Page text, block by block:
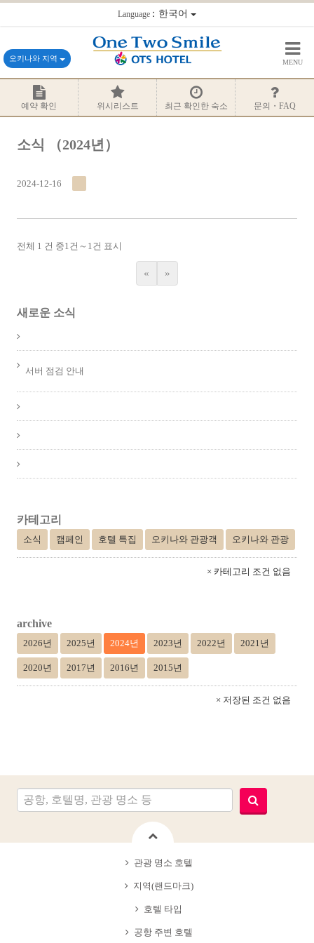
Language：한국어
오키나와 지역 MENU
예약 확인 위시리스트 최근 확인한 숙소 문의・FAQ
소식 （2024년）
2024-12-16
전체 1 건 중1건～ 1건 표시
« »
새로운 소식
서버 점검 안내
카테고리
소식 캠페인 호텔 특집 오키나와 관광객 오키나와 관광
× 카테고리 조건 없음
archive
2026년 2025년 2024년 2023년 2022년 2021년
2020년 2017년 2016년 2015년
× 저장된 조건 없음
관광 명소 호텔
지역(랜드마크)
호텔 타입
공항 주변 호텔